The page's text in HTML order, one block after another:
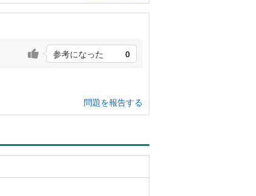
参考になった 0
問題を報告する